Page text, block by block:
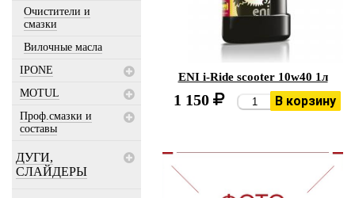
Очистители и
смазки
Вилочные масла
IPONE
MOTUL
Проф.смазки и
составы
ДУГИ,
СЛАЙДЕРЫ
ENI i-Ride scooter 10w40 1л
1 150 В корзину